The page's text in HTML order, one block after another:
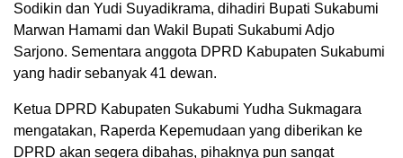
Sodikin dan Yudi Suyadikrama, dihadiri Bupati Sukabumi
Marwan Hamami dan Wakil Bupati Sukabumi Adjo
Sarjono. Sementara anggota DPRD Kabupaten Sukabumi
yang hadir sebanyak 41 dewan.
Ketua DPRD Kabupaten Sukabumi Yudha Sukmagara
mengatakan, Raperda Kepemudaan yang diberikan ke
DPRD akan segera dibahas, pihaknya pun sangat